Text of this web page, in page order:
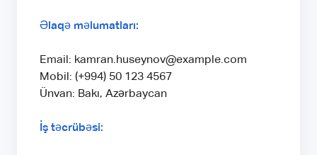
Əlaqə məlumatları:
Email: kamran.huseynov@example.com
Mobil: (+994) 50 123 4567
Ünvan: Bakı, Azərbaycan
İş təcrübəsi: